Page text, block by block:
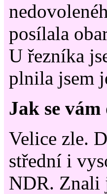
posílala
U řezníka
plnila jsem
Jak se
Velice zle.
střední i
NDR. Znali